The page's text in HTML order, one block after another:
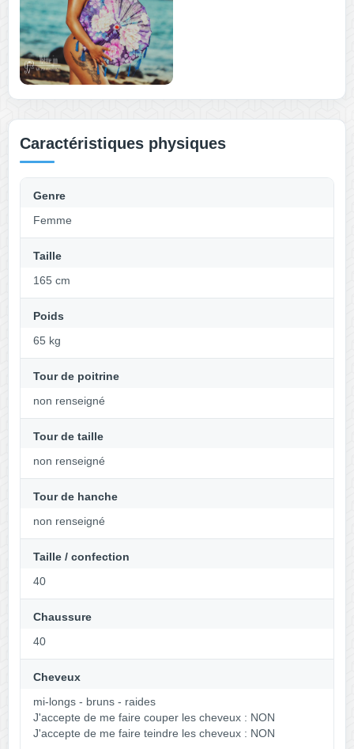
Caractéristiques physiques
Genre
Femme
Taille
165 cm
Poids
65 kg
Tour de poitrine
non renseigné
Tour de taille
non renseigné
Tour de hanche
non renseigné
Taille / confection
40
Chaussure
40
Cheveux
mi-longs - bruns - raides
J'accepte de me faire couper les cheveux : NON
J'accepte de me faire teindre les cheveux : NON